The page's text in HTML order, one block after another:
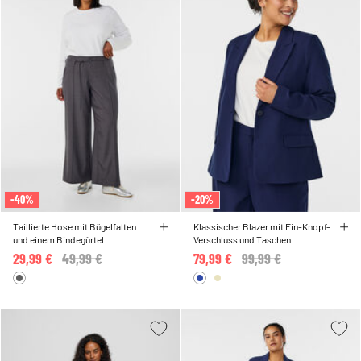
-40%
Taillierte Hose mit Bügelfalten
und einem Bindegürtel
Price reduced from
49,99 €
29,99 €
-20%
Klassischer Blazer mit Ein-Knopf-
Verschluss und Taschen
Price reduced from
99,99 €
79,99 €